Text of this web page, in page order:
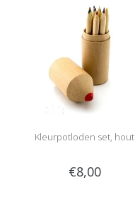
Kleurpotloden set, hout
€8,00